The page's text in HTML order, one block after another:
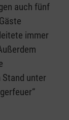
auch fünf
immer
unter